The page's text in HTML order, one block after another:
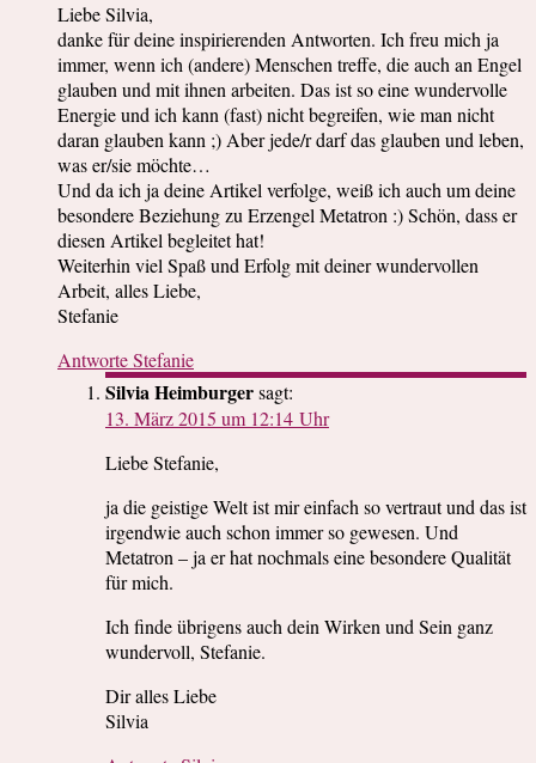
Liebe Silvia,
danke für deine inspirierenden Antworten. Ich freu mich ja
immer, wenn ich (andere) Menschen treffe, die auch an Engel
glauben und mit ihnen arbeiten. Das ist so eine wundervolle
Energie und ich kann (fast) nicht begreifen, wie man nicht
daran glauben kann ;) Aber jede/r darf das glauben und leben,
was er/sie möchte…
Und da ich ja deine Artikel verfolge, weiß ich auch um deine
besondere Beziehung zu Erzengel Metatron :) Schön, dass er
diesen Artikel begleitet hat!
Weiterhin viel Spaß und Erfolg mit deiner wundervollen
Arbeit, alles Liebe,
Stefanie
Antworte Stefanie
Silvia Heimburgersagt:
13. März 2015 um 12:14 Uhr
Liebe Stefanie,
ja die geistige Welt ist mir einfach so vertraut und das ist
irgendwie auch schon immer so gewesen. Und
Metatron – ja er hat nochmals eine besondere Qualität
für mich.
Ich finde übrigens auch dein Wirken und Sein ganz
wundervoll, Stefanie.
Dir alles Liebe
Silvia